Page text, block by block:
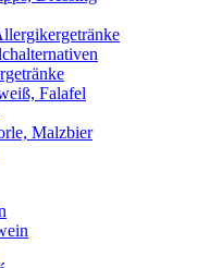
Falafel
Malzbier